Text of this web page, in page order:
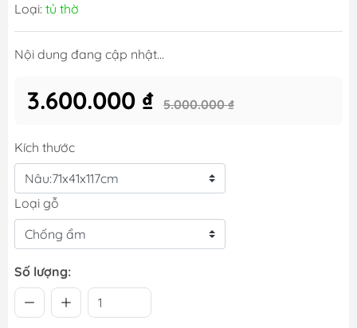
Loại: tủ thờ
Nội dung đang cập nhật...
3.600.000 ₫ 5.000.000 ₫
Kích thước
Loại gỗ
Số lượng: